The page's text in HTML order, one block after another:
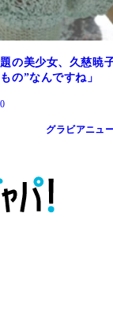
の美少女、久慈暁
の”なんですね」
グラビアニュ